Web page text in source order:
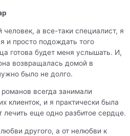
а все-таки специалист, я
и просто подождать того
готова будет меня услышать. И,
возвращалась домой в
было не долго.
всегда занимали
клиенток, и я практически была
лечить еще одно разбитое сердце.
другого, а от нелюбви к